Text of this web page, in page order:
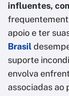
influentes,
apoio e ter
Brasil
suporte
envolva
associadas ao